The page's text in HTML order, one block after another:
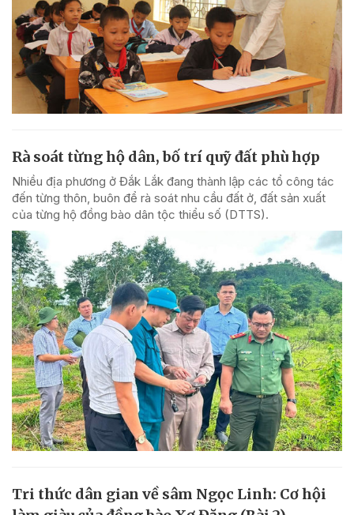
Rà soát từng hộ dân, bố trí quỹ đất phù hợp
Nhiều địa phương ở Đắk Lắk đang thành lập các tổ công tác
đến từng thôn, buôn để rà soát nhu cầu đất ở, đất sản xuất
của từng hộ đồng bào dân tộc thiểu số (DTTS).
Tri thức dân gian về sâm Ngọc Linh: Cơ hội